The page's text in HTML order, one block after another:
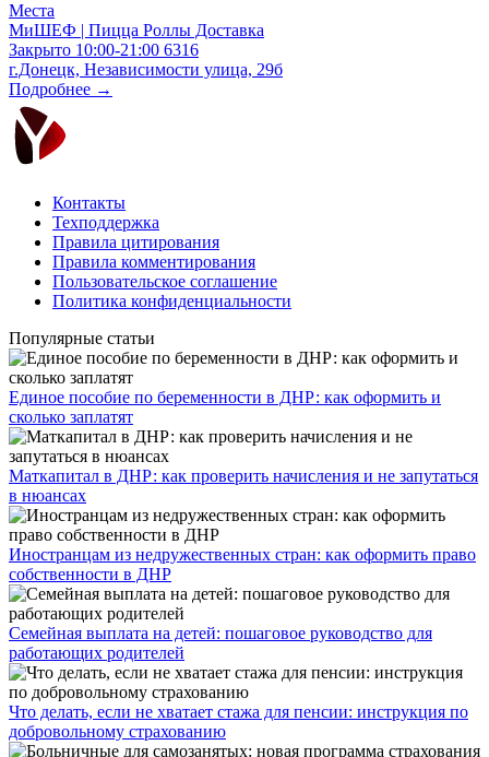
Места
МиШЕФ | Пицца Роллы Доставка
Закрыто 10:00-21:00 6316
г.Донецк, Независимости улица, 29б
Подробнее →
Контакты
Техподдержка
Правила цитирования
Правила комментирования
Пользовательское соглашение
Политика конфиденциальности
Популярные статьи
Единое пособие по беременности в ДНР: как оформить и
сколько заплатят
​Маткапитал в ДНР: как проверить начисления и не запутаться
в нюансах
Иностранцам из недружественных стран: как оформить право
собственности в ДНР
Семейная выплата на детей: пошаговое руководство для
работающих родителей
Что делать, если не хватает стажа для пенсии: инструкция по
добровольному страхованию